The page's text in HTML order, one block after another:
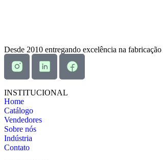
Desde 2010 entregando excelência na
INSTITUCIONAL
Home
Catálogo
Vendedores
Sobre nós
Indústria
Contato